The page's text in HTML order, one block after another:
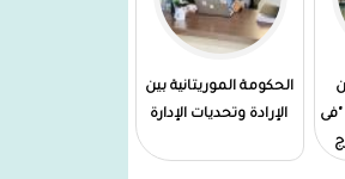
المؤقت
"مقامة "في
الحكومة الموريتانية بين
الإرادة وتحديات الإدارة